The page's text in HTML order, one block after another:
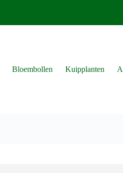
Bloembollen Kuipplanten